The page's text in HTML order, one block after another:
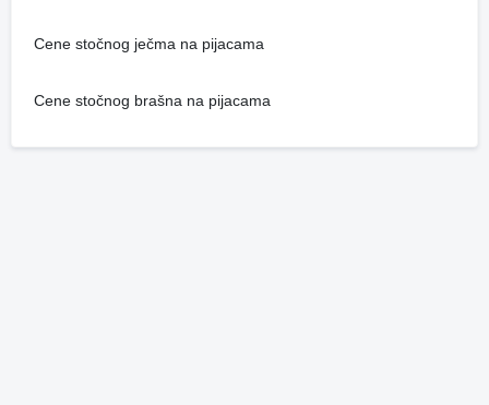
Cene stočnog ječma na pijacama
Cene stočnog brašna na pijacama